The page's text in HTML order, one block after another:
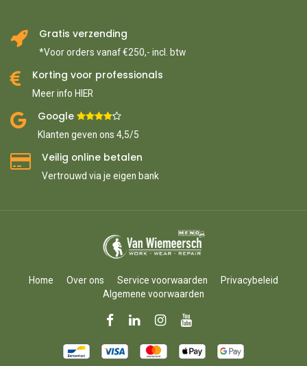
Gratis verzending
*Voor orders vanaf €250,- incl. btw
Korting voor professionals
Meer info HIER
Google ​
Klanten geven ons 4,5/5
Veilig online betalen
Vertrouwd via je eigen bank
Home Over ons Service voorwaarden
Privacybeleid
Algemene voorwaarden